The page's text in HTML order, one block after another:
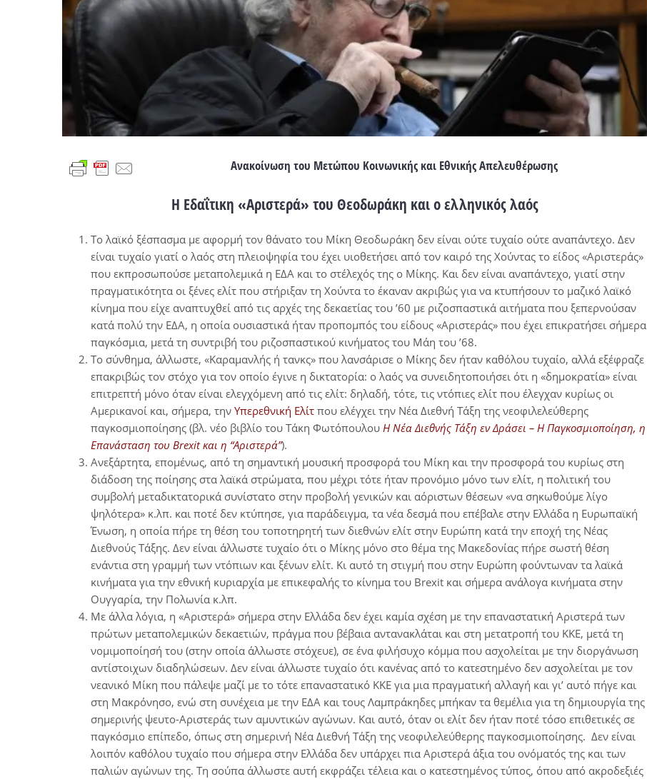
Ανακοίνωση του Μετώπου Κοινωνικής και Εθνικής Απελευθέρωσης
Η Εδαΐτικη «Αριστερά» του Θεοδωράκη και ο ελληνικός λαός
Το λαϊκό ξέσπασμα με αφορμή τον θάνατο του Μίκη Θεοδωράκη δεν είναι ούτε τυχαίο ούτε αναπάντεχο. Δεν
είναι τυχαίο γιατί ο λαός στη πλειοψηφία του έχει υιοθετήσει από τον καιρό της Χούντας το είδος «Αριστεράς»
που εκπροσωπούσε μεταπολεμικά η ΕΔΑ και το στέλεχός της ο Μίκης. Και δεν είναι αναπάντεχο, γιατί στην
πραγματικότητα οι ξένες ελίτ που στήριξαν τη Χούντα το έκαναν ακριβώς για να κτυπήσουν το μαζικό λαϊκό
κίνημα που είχε αναπτυχθεί από τις αρχές της δεκαετίας του ’60 με ριζοσπαστικά αιτήματα που ξεπερνούσαν
κατά πολύ την ΕΔΑ, η οποία ουσιαστικά ήταν προπομπός του είδους «Αριστεράς» που έχει επικρατήσει σήμερα
παγκόσμια, μετά τη συντριβή του ριζοσπαστικού κινήματος του Μάη του ’68.
Το σύνθημα, άλλωστε, «Καραμανλής ή τανκς» που λανσάρισε ο Μίκης δεν ήταν καθόλου τυχαίο, αλλά εξέφραζε
επακριβώς τον στόχο για τον οποίο έγινε η δικτατορία: ο λαός να συνειδητοποιήσει ότι η «δημοκρατία» είναι
επιτρεπτή μόνο όταν είναι ελεγχόμενη από τις ελίτ: δηλαδή, τότε, τις ντόπιες ελίτ που έλεγχαν κυρίως οι
Αμερικανοί και, σήμερα, την Υπερεθνική Ελίτ που ελέγχει την Νέα Διεθνή Τάξη της νεοφιλελεύθερης
παγκοσμιοποίησης (βλ. νέο βιβλίο του Τάκη Φωτόπουλου Η Νέα Διεθνής Τάξη εν Δράσει – Η Παγκοσμιοποίηση, η
Επανάσταση του Brexit και η “Αριστερά”).
Ανεξάρτητα, επομένως, από τη σημαντική μουσική προσφορά του Μίκη και την προσφορά του κυρίως στη
διάδοση της ποίησης στα λαϊκά στρώματα, που μέχρι τότε ήταν προνόμιο μόνο των ελίτ, η πολιτική του
συμβολή μεταδικτατορικά συνίστατο στην προβολή γενικών και αόριστων θέσεων «να σηκωθούμε λίγο
ψηλότερα» κ.λπ. και ποτέ δεν κτύπησε, για παράδειγμα, τα νέα δεσμά που επέβαλε στην Ελλάδα η Ευρωπαϊκή
Ένωση, η οποία πήρε τη θέση του τοποτηρητή των διεθνών ελίτ στην Ευρώπη κατά την εποχή της Νέας
Διεθνούς Τάξης. Δεν είναι άλλωστε τυχαίο ότι ο Μίκης μόνο στο θέμα της Μακεδονίας πήρε σωστή θέση
ενάντια στη γραμμή των ντόπιων και ξένων ελίτ. Κι αυτό τη στιγμή που στην Ευρώπη φούντωναν τα λαϊκά
κινήματα για την εθνική κυριαρχία με επικεφαλής το κίνημα του Brexit και σήμερα ανάλογα κινήματα στην
Ουγγαρία, την Πολωνία κ.λπ.
Με άλλα λόγια, η «Αριστερά» σήμερα στην Ελλάδα δεν έχει καμία σχέση με την επαναστατική Αριστερά των
πρώτων μεταπολεμικών δεκαετιών, πράγμα που βέβαια αντανακλάται και στη μετατροπή του ΚΚΕ, μετά τη
νομιμοποίησή του (στην οποία άλλωστε στόχευε), σε ένα φιλήσυχο κόμμα που ασχολείται με την διοργάνωση
αντίστοιχων διαδηλώσεων. Δεν είναι άλλωστε τυχαίο ότι κανένας από το κατεστημένο δεν ασχολείται με τον
νεανικό Μίκη που πάλεψε μαζί με το τότε επαναστατικό ΚΚΕ για μια πραγματική αλλαγή και γι’ αυτό πήγε και
στη Μακρόνησο, ενώ στη συνέχεια με την ΕΔΑ και τους Λαμπράκηδες μπήκαν τα θεμέλια για τη δημιουργία της
σημερινής ψευτο-Αριστεράς των αμυντικών αγώνων. Και αυτό, όταν οι ελίτ δεν ήταν ποτέ τόσο επιθετικές σε
παγκόσμιο επίπεδο, όπως στη σημερινή Νέα Διεθνή Τάξη της νεοφιλελεύθερης παγκοσμιοποίησης. Δεν είναι
λοιπόν καθόλου τυχαίο που σήμερα στην Ελλάδα δεν υπάρχει πια Αριστερά άξια του ονόματός της και των
παλιών αγώνων της. Τη σούπα άλλωστε αυτή εκφράζει τέλεια και ο κατεστημένος τύπος, όπου από ακροδεξιές